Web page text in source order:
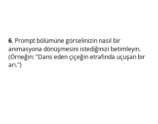
6. Prompt bölümüne görselinizin nasıl bir
animasyona dönüşmesini istediğinizi betimleyin.
(Örneğin: "Dans eden çiçeğin etrafında uçuşan bir
arı.")